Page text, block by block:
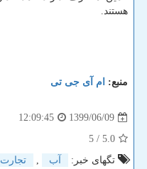
هستند.
منبع: ام آی جی تی
1399/06/09
12:09:45
5.0
/ 5
تگهای خبر:
آب , تجارت